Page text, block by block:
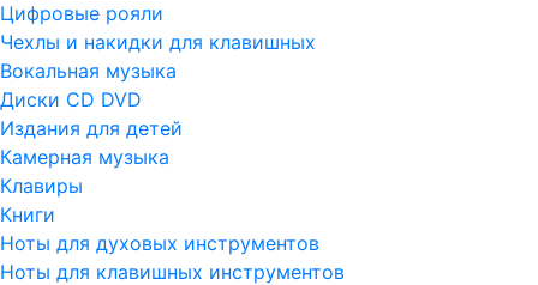
Цифровые рояли
Чехлы и накидки для клавишных
Вокальная музыка
Диски CD DVD
Издания для детей
Камерная музыка
Клавиры
Книги
Ноты для духовых инструментов
Ноты для клавишных инструментов